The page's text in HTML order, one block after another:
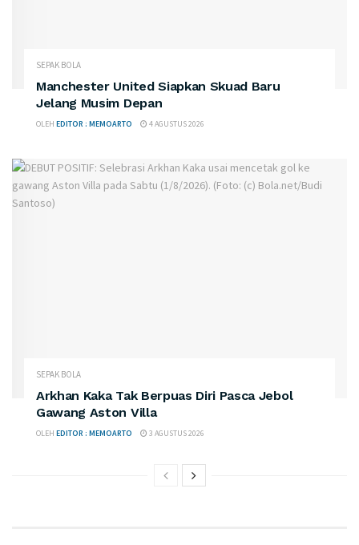
SEPAK BOLA
Manchester United Siapkan Skuad Baru
Jelang Musim Depan
OLEH EDITOR : MEMOARTO 4 AGUSTUS 2026
SEPAK BOLA
Arkhan Kaka Tak Berpuas Diri Pasca Jebol
Gawang Aston Villa
OLEH EDITOR : MEMOARTO 3 AGUSTUS 2026